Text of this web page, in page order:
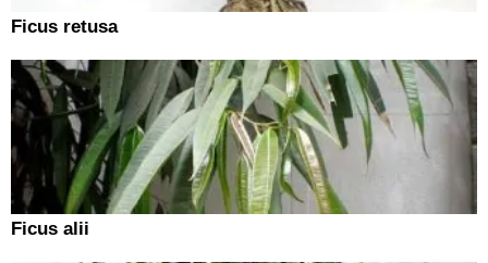
Ficus retusa
Ficus alii